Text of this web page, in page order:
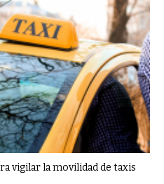
vigilar la movilidad de taxis